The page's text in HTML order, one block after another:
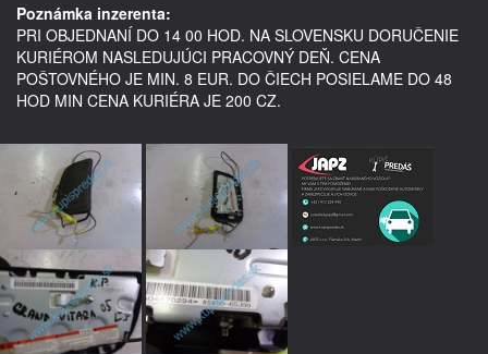
Poznámka inzerenta:
PRI OBJEDNANÍ DO 14 00 HOD. NA SLOVENSKU DORUČENIE
KURIÉROM NASLEDUJÚCI PRACOVNÝ DEŇ. CENA
POŠTOVNÉHO JE MIN. 8 EUR. DO ČIECH POSIELAME DO 48
HOD MIN CENA KURIÉRA JE 200 CZ.